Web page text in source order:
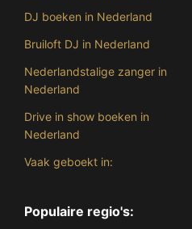
DJ boeken in Nederland
Bruiloft DJ in Nederland
Nederlandstalige zanger in
Nederland
Drive in show boeken in
Nederland
Vaak geboekt in:
Populaire regio's: